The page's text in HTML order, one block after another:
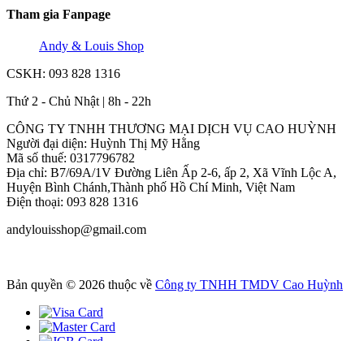
Tham gia Fanpage
Andy & Louis Shop
CSKH: 093 828 1316
Thứ 2 - Chủ Nhật | 8h - 22h
CÔNG TY TNHH THƯƠNG MẠI DỊCH VỤ CAO HUỲNH
Người đại diện: Huỳnh Thị Mỹ Hằng
Mã số thuế: 0317796782
Địa chỉ: B7/69A/1V Đường Liên Ấp 2-6, ấp 2, Xã Vĩnh Lộc A,
Huyện Bình Chánh,Thành phố Hồ Chí Minh, Việt Nam
Điện thoại: 093 828 1316
andylouisshop@gmail.com
Bản quyền © 2026 thuộc về Công ty TNHH TMDV Cao Huỳnh